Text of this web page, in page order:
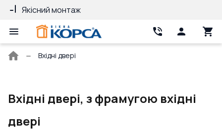
Якісний монтаж
Головна
Вхідні двері
Вхідні двері, з фрамугою вхідні
двері